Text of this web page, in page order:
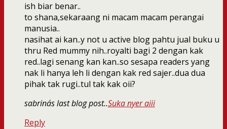
ish biar benar..
to shana,sekaraang ni macam macam perangai
manusia..
nasihat ai kan..y not u active blog pahtu jual buku u
thru Red mummy nih..royalti bagi 2 dengan kak
red..lagi senang kan kan..so sesapa readers yang
nak li hanya leh li dengan kak red sajer..dua dua
pihak tak rugi..tul tak kak oii?
sabrina´s last blog post..Suka nyer aiii
Reply